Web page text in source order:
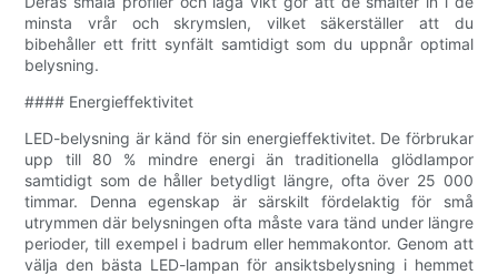
minsta vrår och skrymslen, vilket säkerställer att du
bibehåller ett fritt synfält samtidigt som du uppnår optimal
belysning.
#### Energieffektivitet
LED-belysning är känd för sin energieffektivitet. De förbrukar
upp till 80 % mindre energi än traditionella glödlampor
samtidigt som de håller betydligt längre, ofta över 25 000
timmar. Denna egenskap är särskilt fördelaktig för små
utrymmen där belysningen ofta måste vara tänd under längre
perioder, till exempel i badrum eller hemmakontor. Genom att
välja den bästa LED-lampan för ansiktsbelysning i hemmet